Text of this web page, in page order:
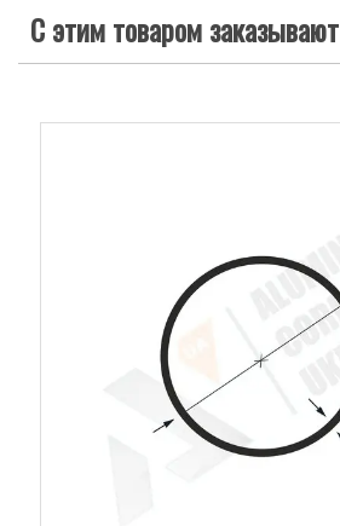
С этим товаром заказывают